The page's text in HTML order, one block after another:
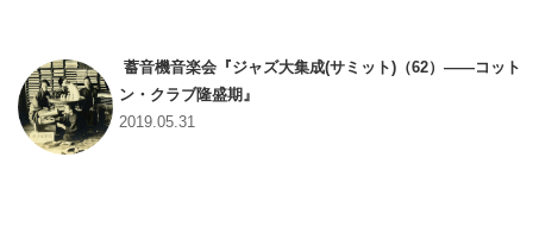
蓄音機音楽会『ジャズ大集成(サミット)（62）――コット
ン・クラブ隆盛期』
2019.05.31